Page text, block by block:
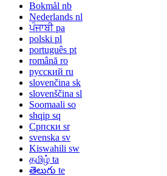
Bokmål nb
Nederlands nl
ਪੰਜਾਬੀ pa
polski pl
português pt
română ro
русский ru
slovenčina sk
slovenščina sl
Soomaali so
shqip sq
Српски sr
svenska sv
Kiswahili sw
தமிழ் ta
తెలుగు te